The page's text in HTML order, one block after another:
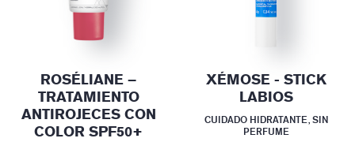
ROSÉLIANE –
TRATAMIENTO
ANTIROJECES CON
COLOR SPF50+
XÉMOSE - STICK
LABIOS
CUIDADO HIDRATANTE, SIN
PERFUME